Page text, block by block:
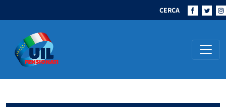
CERCA
Navigazione principale